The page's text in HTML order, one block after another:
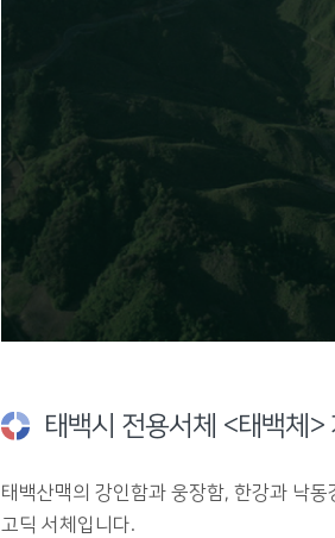
태백시 전용서체 <태백체>
태백산맥의 강인함과 웅장함, 한강과 낙
고딕 서체입니다.